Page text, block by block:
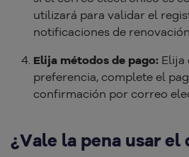
utilizará para validar el
notificaciones de
Elija métodos de pago: Elija
preferencia, complete el
confirmación por correo
¿Vale la pena usar el